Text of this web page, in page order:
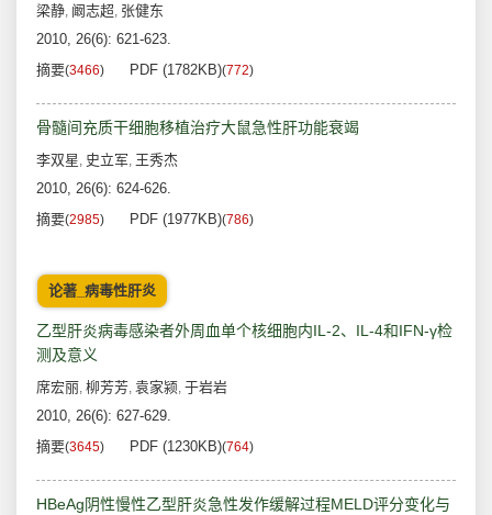
梁静, 阚志超, 张健东
2010, 26(6): 621-623.
摘要(3466) PDF (1782KB)(772)
骨髓间充质干细胞移植治疗大鼠急性肝功能衰竭
李双星, 史立军, 王秀杰
2010, 26(6): 624-626.
摘要(2985) PDF (1977KB)(786)
论著_病毒性肝炎
乙型肝炎病毒感染者外周血单个核细胞内IL-2、IL-4和IFN-γ检
测及意义
席宏丽, 柳芳芳, 袁家颍, 于岩岩
2010, 26(6): 627-629.
摘要(3645) PDF (1230KB)(764)
HBeAg阴性慢性乙型肝炎急性发作缓解过程MELD评分变化与